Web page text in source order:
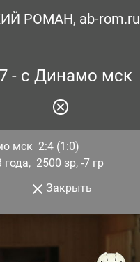
РОМАН, ab-rom.ru
- с Динамо мск
мск 2:4 (1:0)
2500 зр, -7 гр
Закрыть